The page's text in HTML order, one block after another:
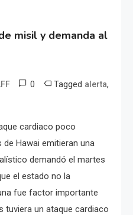
misil y demanda al
0 Tagged alerta,
cardiaco poco
Hawai emitieran una
demandó el martes
el estado no la
fue factor importante
tuviera un ataque cardiaco